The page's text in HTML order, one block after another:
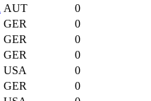
AUT
0
GER
0
GER
0
GER
0
USA
0
GER
0